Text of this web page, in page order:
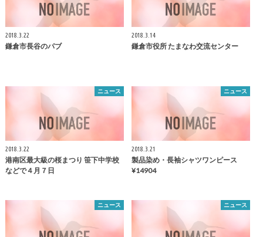
2018.3.22
鎌倉市長谷のパブ
2018.3.14
鎌倉市役所 たまなわ交流センター
ニュース
2018.3.22
港南区最大級の桜まつり 笹下中学校
などで４月７日
ニュース
2018.3.21
製品染め・長袖シャツワンピース
¥14904
ニュース ニュース